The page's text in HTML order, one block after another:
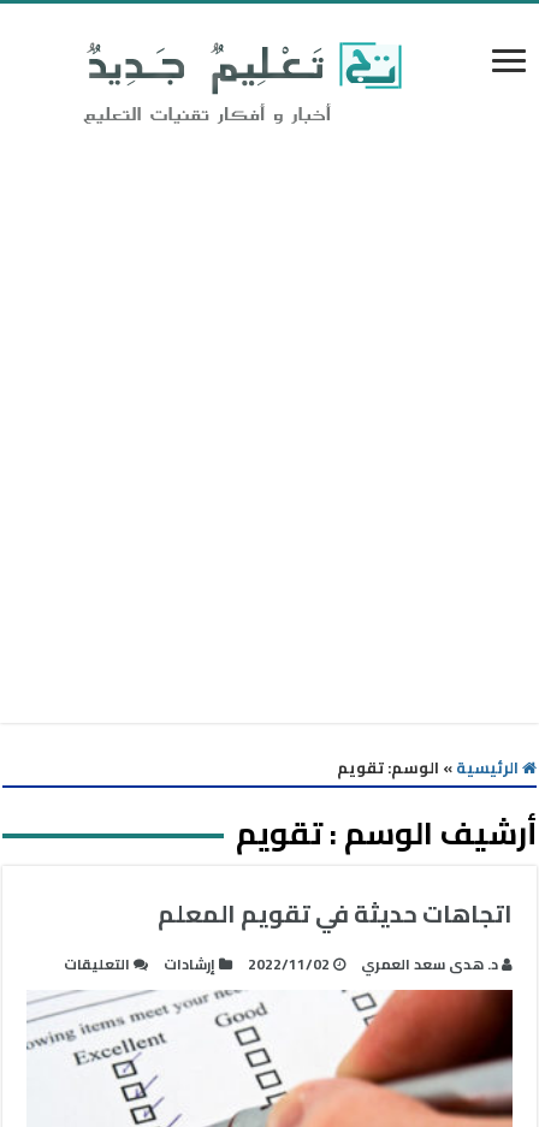
الرئيسية» الوسم:تقويم
أرشيف الوسم :تقويم
اتجاهات حديثة في تقويم المعلم
د. هدى سعد العمري 2022/11/02 إرشادات التعليقات
اتجاهات
حديثة
في